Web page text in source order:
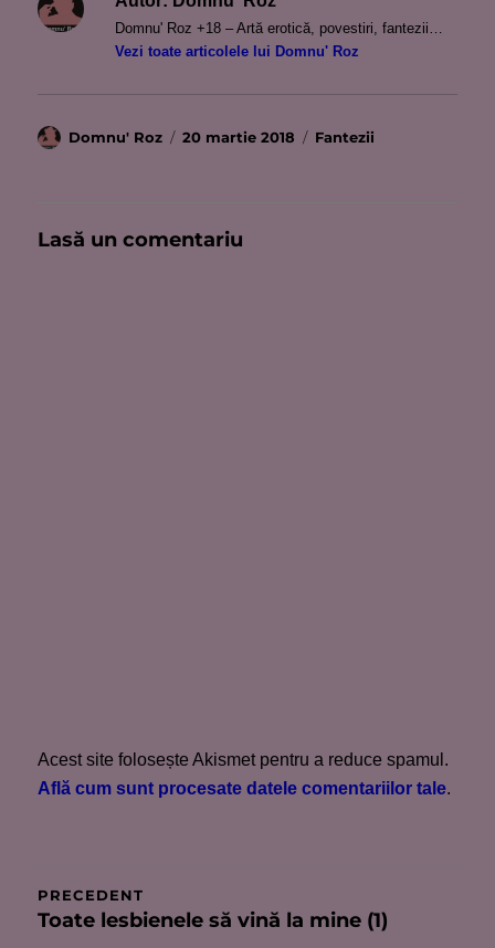
Domnu' Roz +18 – Artă erotică, povestiri, fantezii…
Vezi toate articolele lui Domnu' Roz
Autor
Domnu' Roz
Publicat
20 martie 2018 Categorii
Fantezii
Lasă un comentariu
Acest site folosește Akismet pentru a reduce spamul.
Află cum sunt procesate datele comentariilor tale.
Navigare
în
PRECEDENT
Articolul
Toate lesbienele să vină la mine (1)